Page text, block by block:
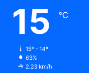
15 ℃
15º - 14º
63%
2.23 km/h